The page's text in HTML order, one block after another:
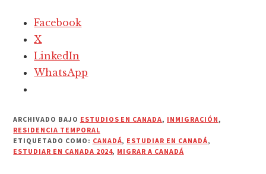
Facebook
X
LinkedIn
WhatsApp
ARCHIVADO BAJO ESTUDIOS EN CANADA, INMIGRACIÓN,
RESIDENCIA TEMPORAL
ETIQUETADO COMO: CANADÁ, ESTUDIAR EN CANADÁ,
ESTUDIAR EN CANADA 2024, MIGRAR A CANADÁ